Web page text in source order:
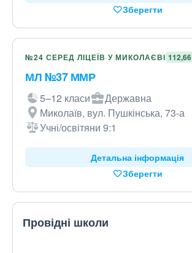
Зберегти
№24 СЕРЕД ЛІЦЕЇВ У МИКОЛАЄВІ 112,66
МЛ №37 ММР
5–12 класи
Державна
Миколаїв, вул. Пушкінська, 73-а
Учні/освітяни 9:1
Детальна інформація
Зберегти
Провідні школи